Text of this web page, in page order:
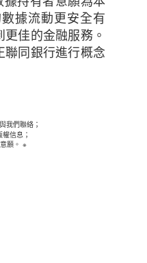
據流動更安全有
佳的金融服務。
同銀行進行概念
我們聯絡；
信息；
願。 ※
保險方案。」
行，訪問來自不同行業合
容有任何出錯，請即與
由 創營誌